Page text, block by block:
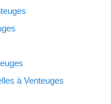
à Venteuges